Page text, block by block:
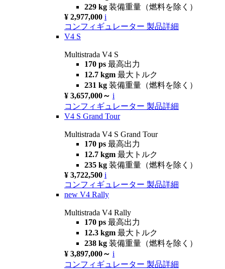
229 kg 装備重量（燃料を除く）
¥ 2,977,000 i
コンフィギュレーター 製品詳細
V4 S
Multistrada V4 S
170 ps 最高出力
12.7 kgm 最大トルク
231 kg 装備重量（燃料を除く）
¥ 3,657,000～ i
コンフィギュレーター 製品詳細
V4 S Grand Tour
Multistrada V4 S Grand Tour
170 ps 最高出力
12.7 kgm 最大トルク
235 kg 装備重量（燃料を除く）
¥ 3,722,500 i
コンフィギュレーター 製品詳細
new V4 Rally
Multistrada V4 Rally
170 ps 最高出力
12.3 kgm 最大トルク
238 kg 装備重量（燃料を除く）
¥ 3,897,000～ i
コンフィギュレーター 製品詳細